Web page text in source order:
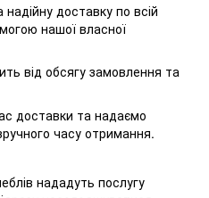
доставку по всій
нашої власної
від обсягу замовлення та
доставки та надаємо
часу отримання.
нададуть послугу